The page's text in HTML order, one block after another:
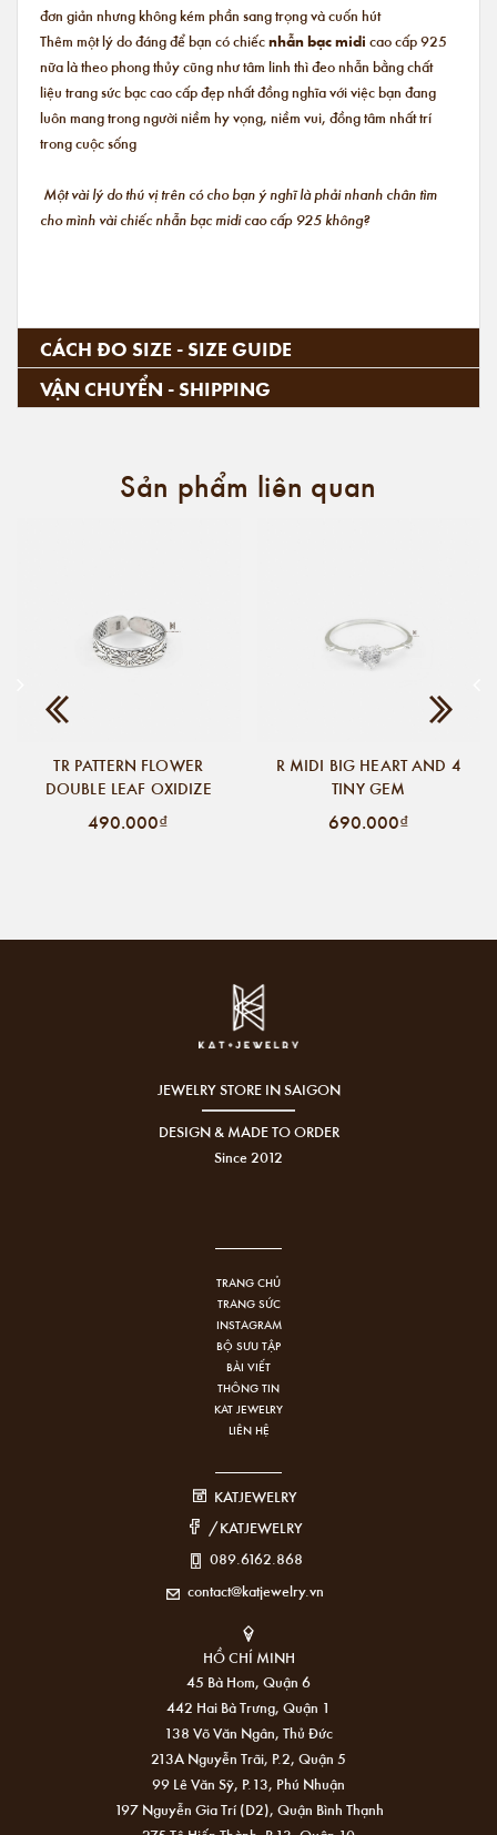
đơn giản nhưng không kém phần sang trọng và cuốn hút
Thêm một lý do đáng để bạn có chiếcnhẫn bạc midi cao cấp 925
nữa là theo phong thủy cũng như tâm linh thì đeo nhẫn bằng chất
liệu trang sức bạc cao cấp đẹp nhất đồng nghĩa với việc bạn đang
luôn mang trong người niềm hy vọng, niềm vui, đồng tâm nhất trí
trong cuộc sống
Một vài lý do thú vị trên có cho bạn ý nghĩ là phải nhanh chân tìm
cho mình vài chiếc nhẫn bạc midi cao cấp 925 không?
CÁCH ĐO SIZE - SIZE GUIDE
VẬN CHUYỂN - SHIPPING
Sản phẩm liên quan
TR PATTERN FLOWER
DOUBLE LEAF OXIDIZE
490.000₫
R MIDI BIG HEART AND 4
TINY GEM
690.000₫
JEWELRY STORE IN SAIGON
DESIGN & MADE TO ORDER
Since 2012
TRANG CHỦ
TRANG SỨC
INSTAGRAM
BỘ SƯU TẬP
BÀI VIẾT
THÔNG TIN
KAT JEWELRY
LIÊN HỆ
KATJEWELRY
/KATJEWELRY
089.6162.868
contact@katjewelry.vn
HỒ CHÍ MINH
45 Bà Hom, Quận 6
442 Hai Bà Trưng, Quận 1
138 Võ Văn Ngân, Thủ Đức
213A Nguyễn Trãi, P.2, Quận 5
99 Lê Văn Sỹ, P.13, Phú Nhuận
197 Nguyễn Gia Trí (D2), Quận Bình Thạnh